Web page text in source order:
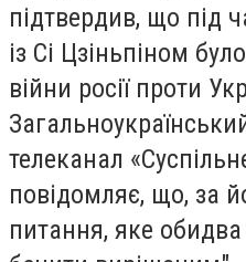
підтвердив, що під
із Сі Цзіньпіном
війни росії проти
телеканал
повідомляє, що, за
питання, яке обидва